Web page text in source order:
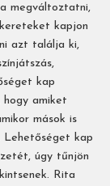
megváltoztatni,
kapjon
azt találja ki,
kap
hogy amiket
mások is
Lehetőséget kap
úgy tűnjön
Rita